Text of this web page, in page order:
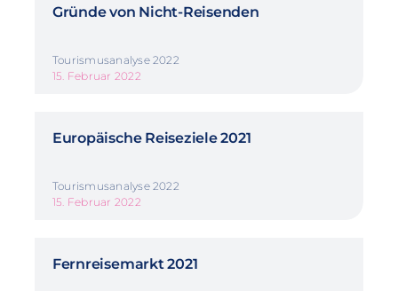
Gründe von Nicht-Reisenden
Tourismusanalyse 2022
15. Februar 2022
Europäische Reiseziele 2021
Tourismusanalyse 2022
15. Februar 2022
Fernreisemarkt 2021